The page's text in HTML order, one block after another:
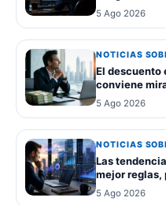
5 Ago 2026
NOTICIAS
El descuento
conviene
5 Ago 2026
NOTICIAS
Las
mejor reglas,
5 Ago 2026